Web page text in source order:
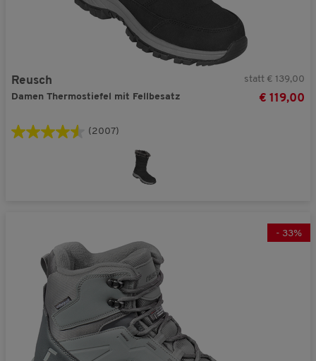
Reusch
Damen Thermostiefel mit Fellbesatz
statt € 139,00
€ 119,00
(2007)
- 33%